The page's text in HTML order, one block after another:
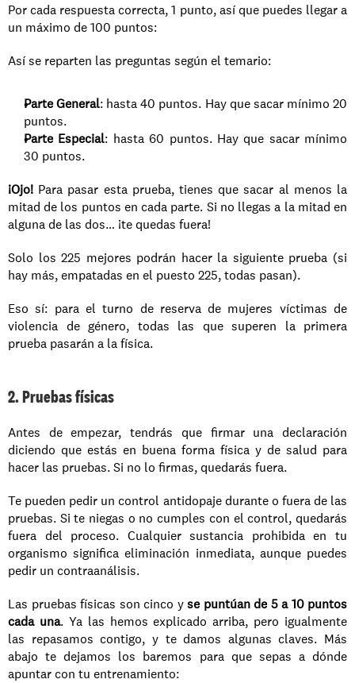
Por cada respuesta correcta, 1 punto, así que puedes llegar a
un máximo de 100 puntos:
Así se reparten las preguntas según el temario:
Parte General: hasta 40 puntos. Hay que sacar mínimo 20
puntos.
Parte Especial: hasta 60 puntos. Hay que sacar mínimo
30 puntos.
¡Ojo! Para pasar esta prueba, tienes que sacar al menos la
mitad de los puntos en cada parte. Si no llegas a la mitad en
alguna de las dos… ¡te quedas fuera!
Solo los 225 mejores podrán hacer la siguiente prueba (si
hay más, empatadas en el puesto 225, todas pasan).
Eso sí: para el turno de reserva de mujeres víctimas de
violencia de género, todas las que superen la primera
prueba pasarán a la física.
2. Pruebas físicas
Antes de empezar, tendrás que firmar una declaración
diciendo que estás en buena forma física y de salud para
hacer las pruebas. Si no lo firmas, quedarás fuera.
Te pueden pedir un control antidopaje durante o fuera de las
pruebas. Si te niegas o no cumples con el control, quedarás
fuera del proceso. Cualquier sustancia prohibida en tu
organismo significa eliminación inmediata, aunque puedes
pedir un contraanálisis.
Las pruebas físicas son cinco y se puntúan de 5 a 10 puntos
cada una. Ya las hemos explicado arriba, pero igualmente
las repasamos contigo, y te damos algunas claves. Más
abajo te dejamos los baremos para que sepas a dónde
apuntar con tu entrenamiento: